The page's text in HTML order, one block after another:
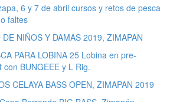
6 y 7 de abril cursos y retos de pesca
faltes
DE NIÑOS Y DAMAS 2019, ZIMAPAN
PARA LOBINA 25 Lobina en pre-
con BUNGEEE y L Rig.
CELAYA BASS OPEN, ZIMAPAN 2019